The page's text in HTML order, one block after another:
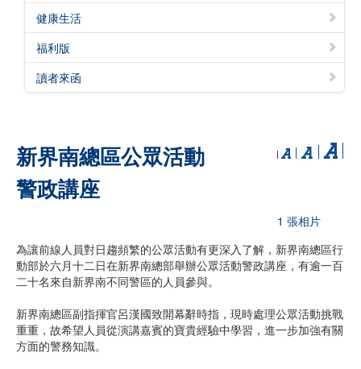
健康生活
福利版
讀者來函
新界南總區公眾活動
警政講座
1 張相片
為讓前線人員對日趨頻繁的公眾活動有更深入了解，新界南總區行
動部於六月十二日在新界南總部舉辦公眾活動警政講座，有逾一百
二十名來自新界南不同警區的人員參與。
新界南總區副指揮官呂漢國致開幕辭時指，現時處理公眾活動挑戰
重重，故希望人員從演講嘉賓的寶貴經驗中學習，進一步加強有關
方面的警務知識。